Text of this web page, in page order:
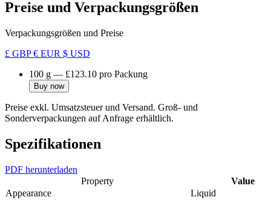
Preise und Verpackungsgrößen
Verpackungsgrößen und Preise
£ GBP€ EUR $ USD
100 g — £123.10 pro Packung
Buy now
Preise exkl. Umsatzsteuer und Versand. Groß- und
Sonderverpackungen auf Anfrage erhältlich.
Spezifikationen
PDF herunterladen
Property
Value
Appearance
Liquid